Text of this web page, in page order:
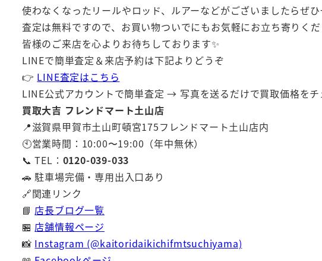
使わなくなったリールやロッド、ルアーなどがございましたらぜひ
査定は無料ですので、お買い物ついでにもお気軽にお立ち寄りく
皆様のご来店を心よりお待ちしております✨
LINEで簡単査定＆来店予約は下記よりどうぞ
👉 LINE査定はこちら
LINE公式アカウントで簡単査定 → 写真を送るだけで買取価格をチ
買取大吉 フレンドマート土山店
📍滋賀県甲賀市土山町頓宮175フレンドマート土山店内
🕙営業時間：10:00〜19:00（年中無休）
📞 TEL： 0120-039-033
🚗 駐車場完備・専用出入口あり
🔗関連リンク
📘 店長ブログ一覧
🏪 店舗情報ページ
📸 Instagram (@kaitoridaikichifmtsuchiyama)